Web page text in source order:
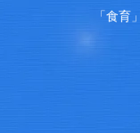
「食